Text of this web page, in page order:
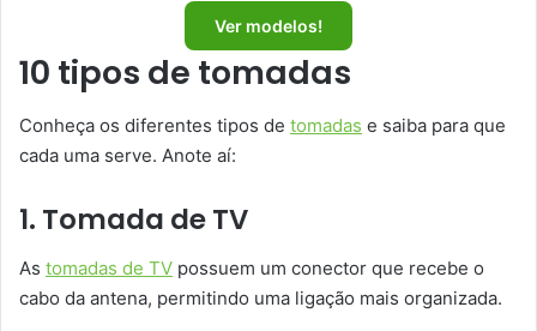
Ver modelos!
10 tipos de tomadas
Conheça os diferentes tipos de tomadas e saiba para que
cada uma serve. Anote aí:
1. Tomada de TV
As tomadas de TV possuem um conector que recebe o
cabo da antena, permitindo uma ligação mais organizada.